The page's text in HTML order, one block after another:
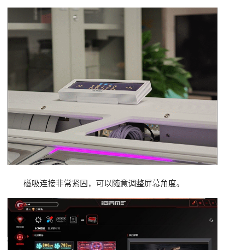
磁吸连接非常紧固，可以随意调整屏幕角度。